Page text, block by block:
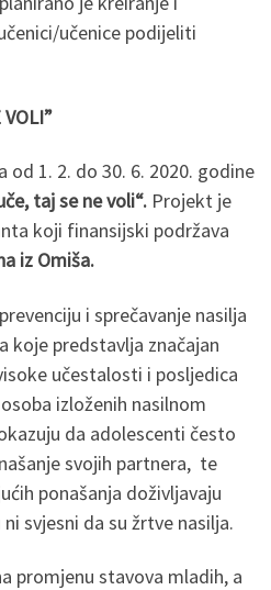
učenice podijeliti
VOLI”
od 1. 2. do 30. 6. 2020. godine
taj se ne voli“. Projekt je
koji finansijski podržava
iz Omiša.
i sprečavanje nasilja
koje predstavlja značajan
učestalosti i posljedica
izloženih nasilnom
da adolescenti često
svojih partnera, te
ponašanja doživljavaju
svjesni da su žrtve nasilja.
promjenu stavova mladih, a